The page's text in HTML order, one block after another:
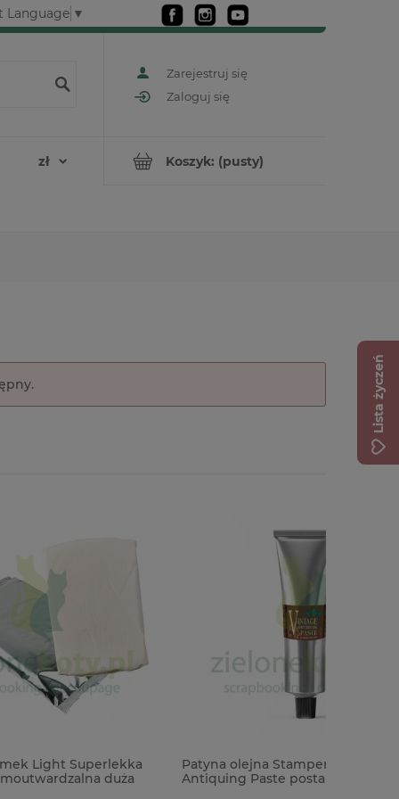
Language ▼
Zarejestruj się
Zaloguj się
Koszyk: (pusty)
Patyna olejna Stamperia Vintage
Antiquing Paste postarzająca 170ml
Lista życzeń